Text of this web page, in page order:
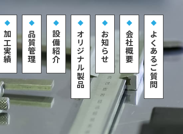
加工実績 品質管理 設備紹介 オリジナル製品 お知らせ 会社概要 よくあるご質問